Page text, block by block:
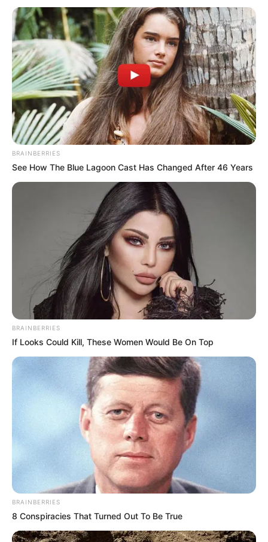
Anak: Latisya Humaira Firdaus
Istri & Pacar
Novia Giana Nurjanah
Ia sudah menikah dengan seorang dokter yang bernama Novia
Giana Nurjanah di tanggal 21 Maret 2021. Mereka dikaruniai
anak bernama Latisya Humaira Firdaus yang lahir 23 Mei 2022
dan Muhammad Kaivaro Firdaus yang lahir pada 15 Agustus
2023.
Kekayaan
Tidak diketahui pasti berapa total kekayaan Ikbal Fauzi,
kekayaannya berasal dari kariernya sebagai model, aktor,
Kontroversi
Fakta Menarik
BRAINBERRIES
See How The Blue Lagoon Cast Has Changed After 46 Years
BRAINBERRIES
If Looks Could Kill, These Women Would Be On Top
BRAINBERRIES
8 Conspiracies That Turned Out To Be True